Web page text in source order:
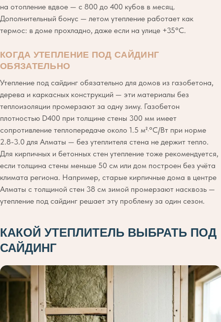
на отопление вдвое — с 800 до 400 кубов в месяц.
Дополнительный бонус — летом утепление работает как
термос: в доме прохладно, даже если на улице +35°C.
КОГДА УТЕПЛЕНИЕ ПОД САЙДИНГ
ОБЯЗАТЕЛЬНО
Утепление под сайдинг обязательно для домов из газобетона,
дерева и каркасных конструкций — эти материалы без
теплоизоляции промерзают за одну зиму. Газобетон
плотностью D400 при толщине стены 300 мм имеет
сопротивление теплопередаче около 1.5 м²·°С/Вт при норме
2.8-3.0 для Алматы — без утеплителя стена не держит тепло.
Для кирпичных и бетонных стен утепление тоже рекомендуется,
если толщина стены меньше 50 см или дом построен без учёта
климата региона. Например, старые кирпичные дома в центре
Алматы с толщиной стен 38 см зимой промерзают насквозь —
утепление под сайдинг решает эту проблему за один сезон.
КАКОЙ УТЕПЛИТЕЛЬ ВЫБРАТЬ ПОД
САЙДИНГ